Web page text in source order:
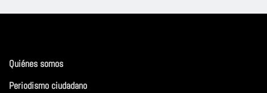
Quiénes somos
Periodismo ciudadano